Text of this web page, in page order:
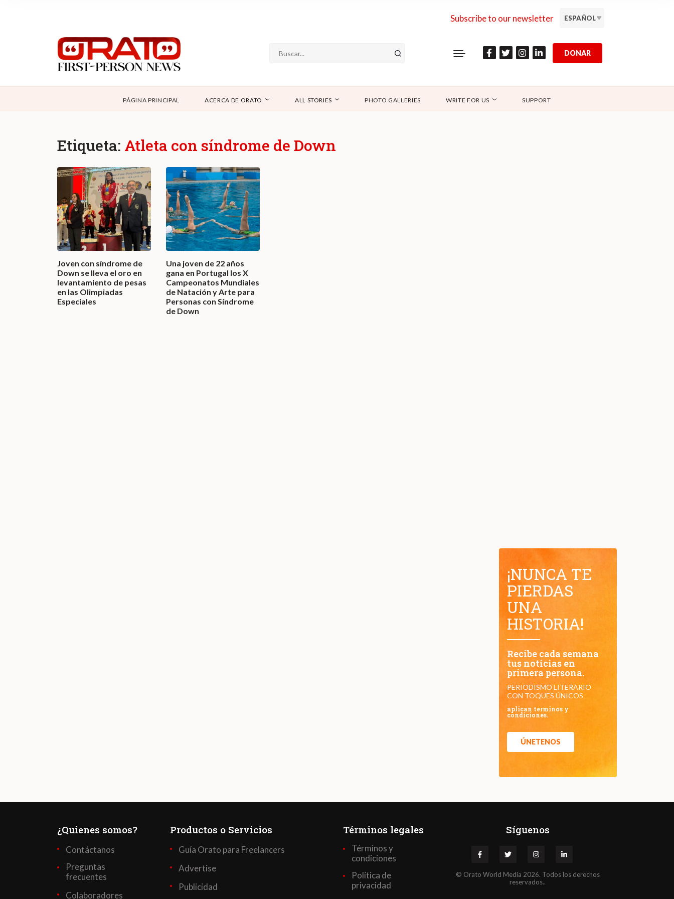
Subscribe to our newsletter ESPAÑOL
SUPPORT
CONTÁCTANOS
DONAR
PÁGINA PRINCIPAL ACERCA DE ORATO ALL STORIES PHOTO GALLERIES WRITE FOR US SUPPORT
Etiqueta: Atleta con síndrome de Down
Joven con síndrome de
Down se lleva el oro en
levantamiento de pesas
en las Olimpiadas
Especiales
Una joven de 22 años
gana en Portugal los X
Campeonatos Mundiales
de Natación y Arte para
Personas con Síndrome
de Down
¡NUNCA TE
PIERDAS
UNA
HISTORIA!
Recibe cada semana
tus noticias en
primera persona.
PERIODISMO LITERARIO
CON TOQUES ÚNICOS
aplican terminos y
condiciones.
ÚNETENOS
¿Quienes somos?
Contáctanos
Preguntas
frecuentes
Colaboradores
Productos o Servicios
Guía Orato para Freelancers
Advertise
Publicidad
Términos legales
Términos y
condiciones
Política de
privacidad
Síguenos
© Orato World Media 2026. Todos los derechos
reservados..